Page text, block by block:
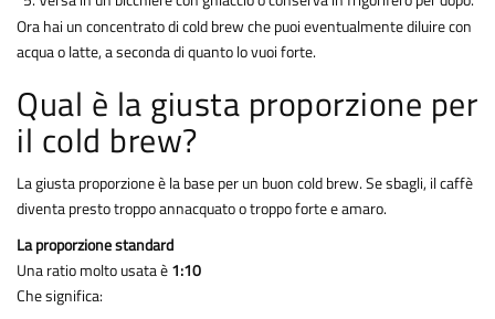
Ora hai un concentrato di cold brew che puoi eventualmente diluire con
acqua o latte, a seconda di quanto lo vuoi forte.
Qual è la giusta proporzione per
il cold brew?
La giusta proporzione è la base per un buon cold brew. Se sbagli, il caffè
diventa presto troppo annacquato o troppo forte e amaro.
La proporzione standard
Una ratio molto usata è1:10
Che significa: